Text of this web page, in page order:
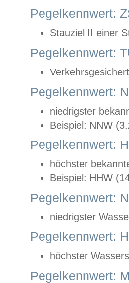
Pegelkennwert:
Stauziel II einer
Pegelkennwert:
Pegelkennwert:
niedrigster
Beispiel: NNW
Pegelkennwert:
höchster
Beispiel: HHW
Pegelkennwert:
niedrigster
Pegelkennwert:
höchster
Pegelkennwert: